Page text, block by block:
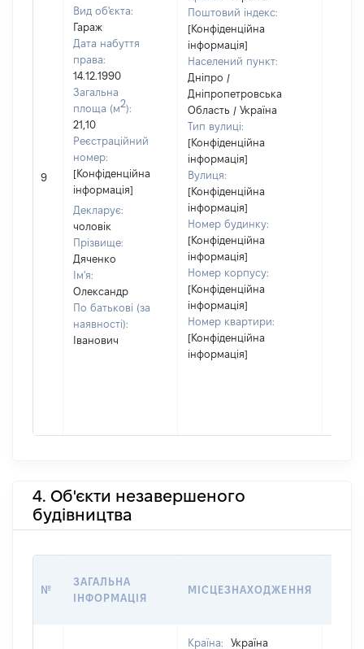
9
Вид об'єкта:
Гараж
Дата набуття
права:
14.12.1990
Загальна
площа (м2):
21,10
Реєстраційний
номер:
[Конфіденційна
інформація]
Декларує:
чоловік
Прізвище:
Дяченко
Ім'я:
Олександр
По батькові (за
наявності):
Іванович
Поштовий індекс:
[Конфіденційна
інформація]
Населений пункт:
Дніпро /
Дніпропетровська
Область / Україна
Тип вулиці:
[Конфіденційна
інформація]
Вулиця:
[Конфіденційна
інформація]
Номер будинку:
[Конфіденційна
інформація]
Номер корпусу:
[Конфіденційна
інформація]
Номер квартири:
[Конфіденційна
інформація]
4. Об'єкти незавершеного
будівництва
№
ЗАГАЛЬНА
ІНФОРМАЦІЯ
МІСЦЕЗНАХОДЖЕННЯ
Країна:
Україна